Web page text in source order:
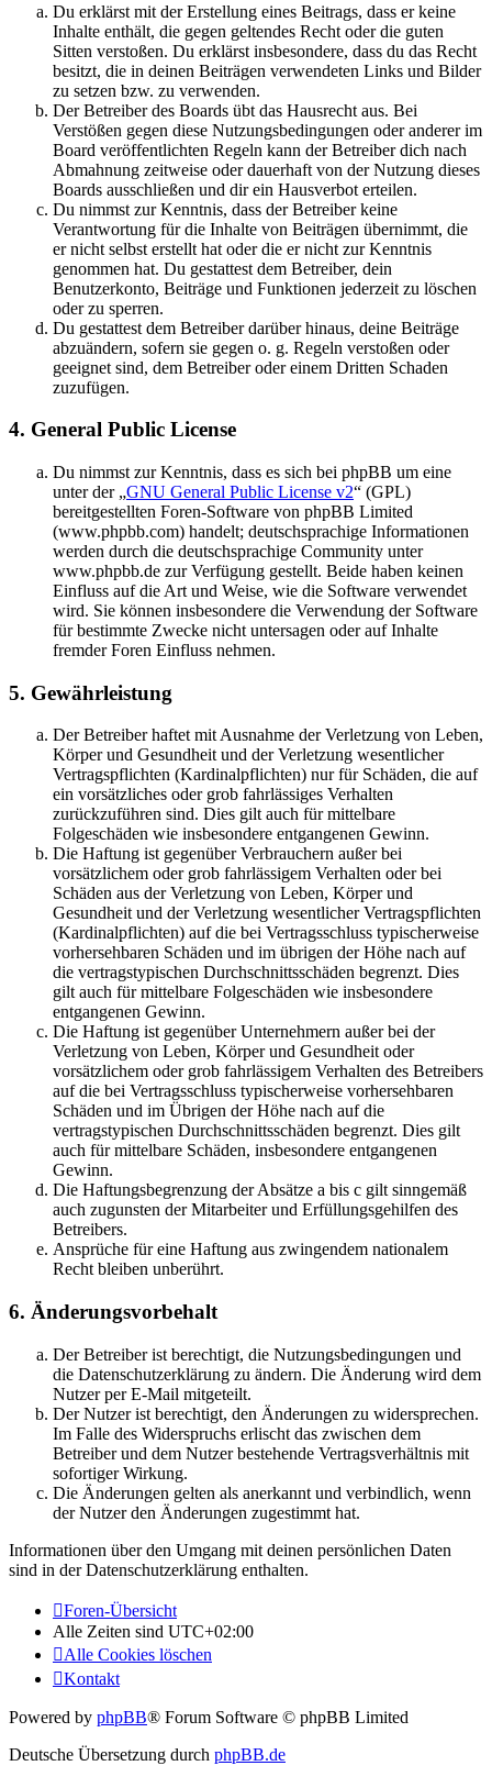
Du erklärst mit der Erstellung eines Beitrags, dass er keine
Inhalte enthält, die gegen geltendes Recht oder die guten
Sitten verstoßen. Du erklärst insbesondere, dass du das Recht
besitzt, die in deinen Beiträgen verwendeten Links und Bilder
zu setzen bzw. zu verwenden.
Der Betreiber des Boards übt das Hausrecht aus. Bei
Verstößen gegen diese Nutzungsbedingungen oder anderer im
Board veröffentlichten Regeln kann der Betreiber dich nach
Abmahnung zeitweise oder dauerhaft von der Nutzung dieses
Boards ausschließen und dir ein Hausverbot erteilen.
Du nimmst zur Kenntnis, dass der Betreiber keine
Verantwortung für die Inhalte von Beiträgen übernimmt, die
er nicht selbst erstellt hat oder die er nicht zur Kenntnis
genommen hat. Du gestattest dem Betreiber, dein
Benutzerkonto, Beiträge und Funktionen jederzeit zu löschen
oder zu sperren.
Du gestattest dem Betreiber darüber hinaus, deine Beiträge
abzuändern, sofern sie gegen o. g. Regeln verstoßen oder
geeignet sind, dem Betreiber oder einem Dritten Schaden
zuzufügen.
4. General Public License
Du nimmst zur Kenntnis, dass es sich bei phpBB um eine
unter der „GNU General Public License v2“ (GPL)
bereitgestellten Foren-Software von phpBB Limited
(www.phpbb.com) handelt; deutschsprachige Informationen
werden durch die deutschsprachige Community unter
www.phpbb.de zur Verfügung gestellt. Beide haben keinen
Einfluss auf die Art und Weise, wie die Software verwendet
wird. Sie können insbesondere die Verwendung der Software
für bestimmte Zwecke nicht untersagen oder auf Inhalte
fremder Foren Einfluss nehmen.
5. Gewährleistung
Der Betreiber haftet mit Ausnahme der Verletzung von Leben,
Körper und Gesundheit und der Verletzung wesentlicher
Vertragspflichten (Kardinalpflichten) nur für Schäden, die auf
ein vorsätzliches oder grob fahrlässiges Verhalten
zurückzuführen sind. Dies gilt auch für mittelbare
Folgeschäden wie insbesondere entgangenen Gewinn.
Die Haftung ist gegenüber Verbrauchern außer bei
vorsätzlichem oder grob fahrlässigem Verhalten oder bei
Schäden aus der Verletzung von Leben, Körper und
Gesundheit und der Verletzung wesentlicher Vertragspflichten
(Kardinalpflichten) auf die bei Vertragsschluss typischerweise
vorhersehbaren Schäden und im übrigen der Höhe nach auf
die vertragstypischen Durchschnittsschäden begrenzt. Dies
gilt auch für mittelbare Folgeschäden wie insbesondere
entgangenen Gewinn.
Die Haftung ist gegenüber Unternehmern außer bei der
Verletzung von Leben, Körper und Gesundheit oder
vorsätzlichem oder grob fahrlässigem Verhalten des Betreibers
auf die bei Vertragsschluss typischerweise vorhersehbaren
Schäden und im Übrigen der Höhe nach auf die
vertragstypischen Durchschnittsschäden begrenzt. Dies gilt
auch für mittelbare Schäden, insbesondere entgangenen
Gewinn.
Die Haftungsbegrenzung der Absätze a bis c gilt sinngemäß
auch zugunsten der Mitarbeiter und Erfüllungsgehilfen des
Betreibers.
Ansprüche für eine Haftung aus zwingendem nationalem
Recht bleiben unberührt.
6. Änderungsvorbehalt
Der Betreiber ist berechtigt, die Nutzungsbedingungen und
die Datenschutzerklärung zu ändern. Die Änderung wird dem
Nutzer per E-Mail mitgeteilt.
Der Nutzer ist berechtigt, den Änderungen zu widersprechen.
Im Falle des Widerspruchs erlischt das zwischen dem
Betreiber und dem Nutzer bestehende Vertragsverhältnis mit
sofortiger Wirkung.
Die Änderungen gelten als anerkannt und verbindlich, wenn
der Nutzer den Änderungen zugestimmt hat.
Informationen über den Umgang mit deinen persönlichen Daten
sind in der Datenschutzerklärung enthalten.
Foren-Übersicht
Alle Zeiten sind UTC+02:00
Alle Cookies löschen
Kontakt
Powered by phpBB® Forum Software © phpBB Limited
Deutsche Übersetzung durch phpBB.de